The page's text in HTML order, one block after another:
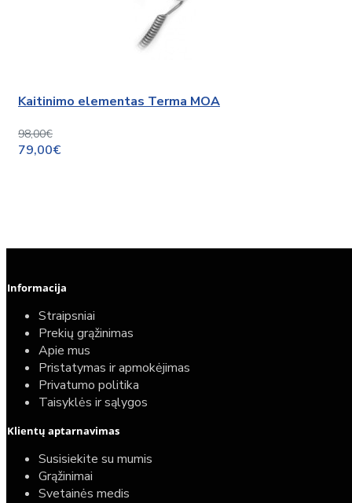
Kaitinimo elementas Terma MOA
98,00€
79,00€
Elektrinio gyvatuko paruošimo paslauga
40,00€
25,00€
Informacija
Straipsniai
Prekių grąžinimas
Apie mus
Pristatymas ir apmokėjimas
Privatumo politika
Taisyklės ir sąlygos
Klientų aptarnavimas
Susisiekite su mumis
Grąžinimai
Svetainės medis